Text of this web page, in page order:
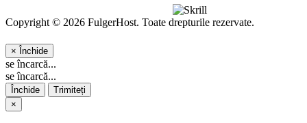
Copyright © 2026 FulgerHost. Toate drepturile rezervate.
× Închide
se încarcă...
se încarcă...
Închide
Trimiteți
×